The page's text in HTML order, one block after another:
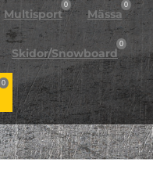
Multisport
0
Mässa
0
Skidor/Snowboard
0
0